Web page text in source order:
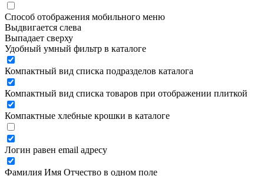
Способ отображения мобильного меню
Выдвигается слева
Выпадает сверху
Удобный умный фильтр в каталоге
Компактный вид списка подразделов каталога
Компактный вид списка товаров при отображении плиткой
Компактные хлебные крошки в каталоге
Логин равен email адресу
Фамилия Имя Отчество в одном поле